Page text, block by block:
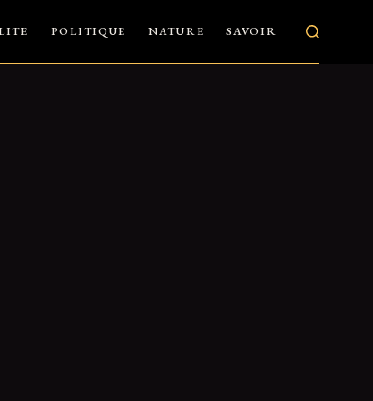
POLITIQUE NATURE SAVOIR